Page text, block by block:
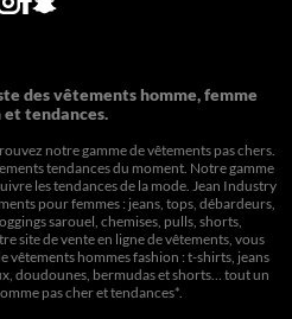
des vêtements homme, femme
et tendances.
notre gamme de vêtements pas chers.
tendances du moment. Notre gamme
les tendances de la mode. Jean Industry
pour femmes : jeans, tops, débardeurs,
sarouel, chemises, pulls, shorts,
site de vente en ligne de vêtements, vous
vêtements hommes fashion : t-shirts, jeans
doudounes, bermudas et shorts… tout un
pas cher et tendances*.